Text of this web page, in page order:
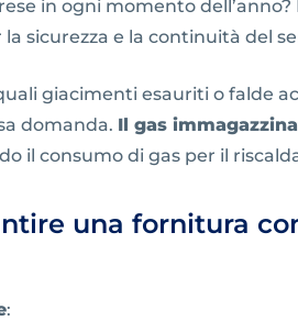
in ogni momento dell’anno?
sicurezza e la continuità del
giacimenti esauriti o falde
domanda. Il gas
il consumo di gas per il
una fornitura
: